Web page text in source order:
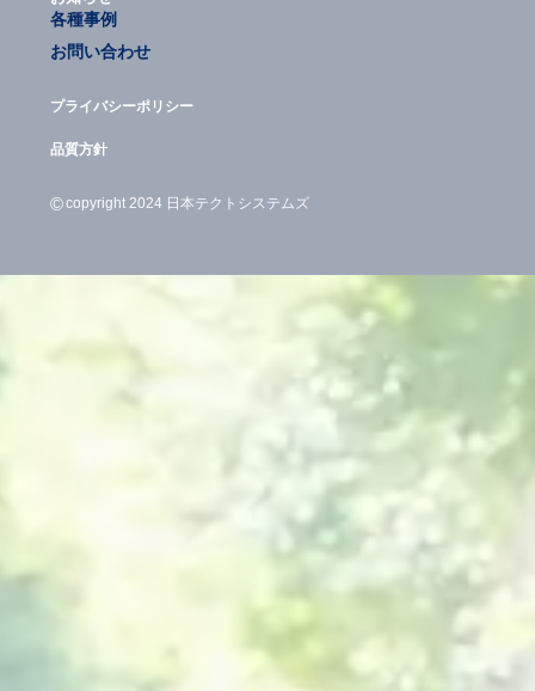
各種事例
お問い合わせ
プライバシーポリシー
品質方針
©copyright 2024 日本テクトシステムズ